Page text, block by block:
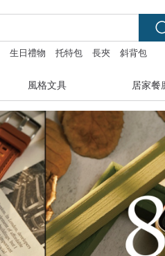
生日禮物 托特包 長夾 斜背包
風格文具 居家餐